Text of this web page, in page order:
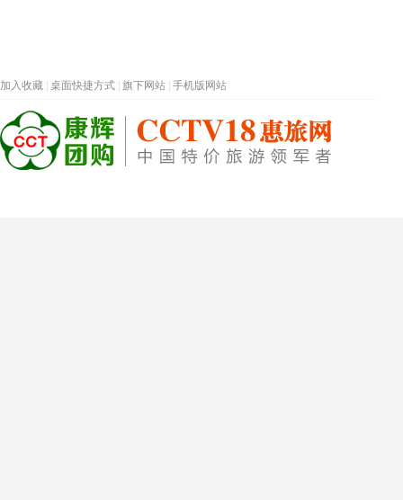
加入收藏 桌面快捷方式 旗下网站 手机版网站